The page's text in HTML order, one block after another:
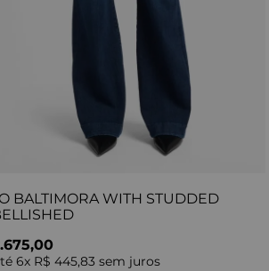
BALTIMORA WITH STUDDED
6x R$ 445,83 sem juros